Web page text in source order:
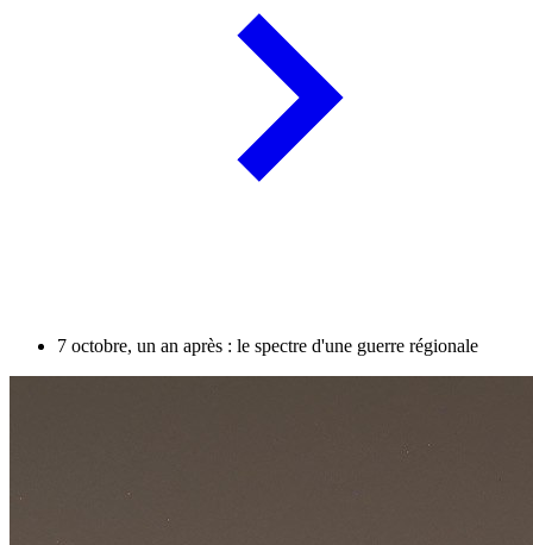
7 octobre, un an après : le spectre d'une guerre régionale